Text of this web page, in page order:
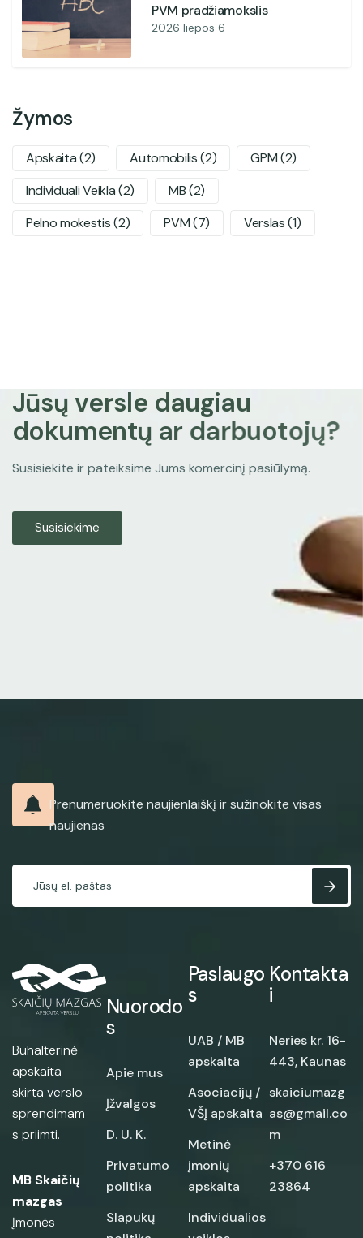
PVM pradžiamokslis
2026 liepos 6
Žymos
Apskaita(2) Automobilis(2) GPM(2)
Individuali Veikla(2) MB(2)
Pelno mokestis(2) PVM(7) Verslas(1)
Jūsųversle daugiau
dokumentų ar darbuotojų?
Susisiekite ir pateiksime Jums komercinį pasiūlymą.
Susisiekime
Prenumeruokite naujienlaiškį ir sužinokite visas
naujienas
Buhalterinė
apskaita
skirta verslo
sprendimam
s priimti.
MB Skaičių
mazgas
Įmonės
Nuorodo
s
Apie mus
Įžvalgos
D. U. K.
Privatumo
politika
Slapukų
Paslaugo
s
UAB / MB
apskaita
Asociacijų /
VŠĮ apskaita
Metinė
įmonių
apskaita
Individualios
Kontakta
i
Neries kr. 16-
443, Kaunas
skaiciumazg
as@gmail.co
m
+370 616
23864